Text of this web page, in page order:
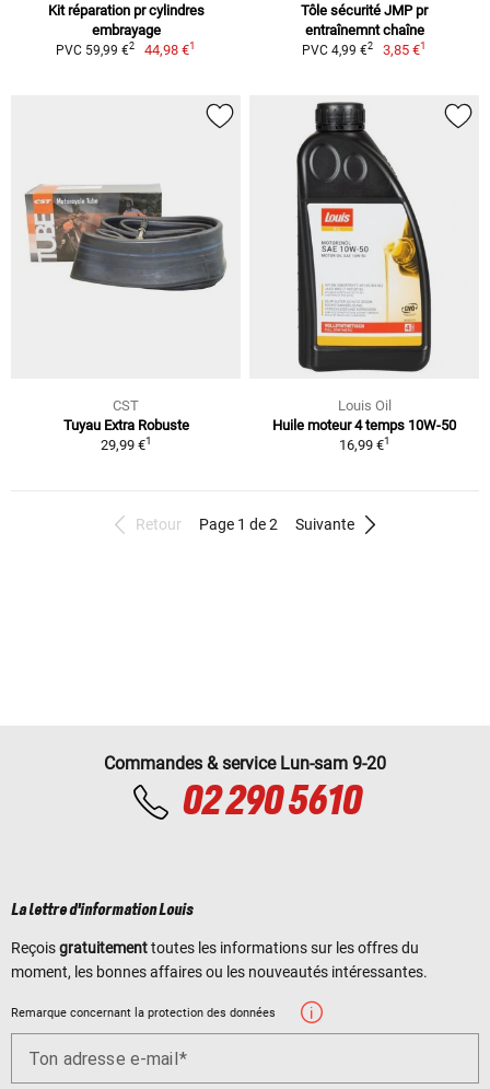
Kit réparation pr cylindres
embrayage
PVC 59,99 €2 44,98 €1
Tôle sécurité JMP pr
entraînemnt chaîne
PVC 4,99 €2 3,85 €1
CST
Tuyau Extra Robuste
29,99 €1
Louis Oil
Huile moteur 4 temps 10W-50
16,99 €1
Retour Page 1 de 2 Suivante
Commandes & service Lun-sam 9-20
02 290 5610
La lettre d'information Louis
Reçoisgratuitementtoutes les informations sur les offres du
moment, les bonnes affaires ou les nouveautés intéressantes.
Remarque concernant la protection des données
Ton adresse e-mail